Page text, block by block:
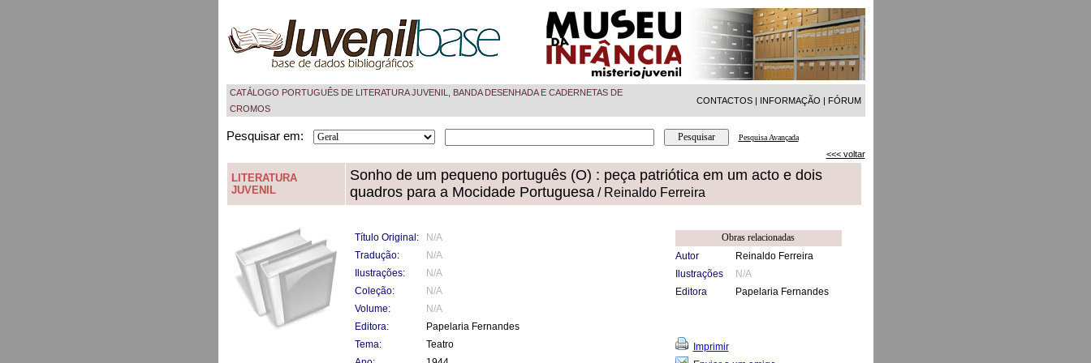
CATÁLOGO PORTUGUÊS DE LITERATURA JUVENIL, BANDA DESENHADA E CADERNETAS DE
CROMOS
CONTACTOS | INFORMAÇÃO | FÓRUM
Pesquisar em: Pesquisa Avançada
<<< voltar
LITERATURA
JUVENIL
Sonho de um pequeno português (O) : peça patriótica em um acto e dois
quadros para a Mocidade Portuguesa/ Reinaldo Ferreira
Título Original:
N/A
Tradução:
N/A
Ilustrações:
N/A
Coleção:
N/A
Volume:
N/A
Editora:
Papelaria Fernandes
Tema:
Teatro
Obras relacionadas
Autor
Reinaldo Ferreira
Ilustrações
N/A
Editora
Papelaria Fernandes
Imprimir